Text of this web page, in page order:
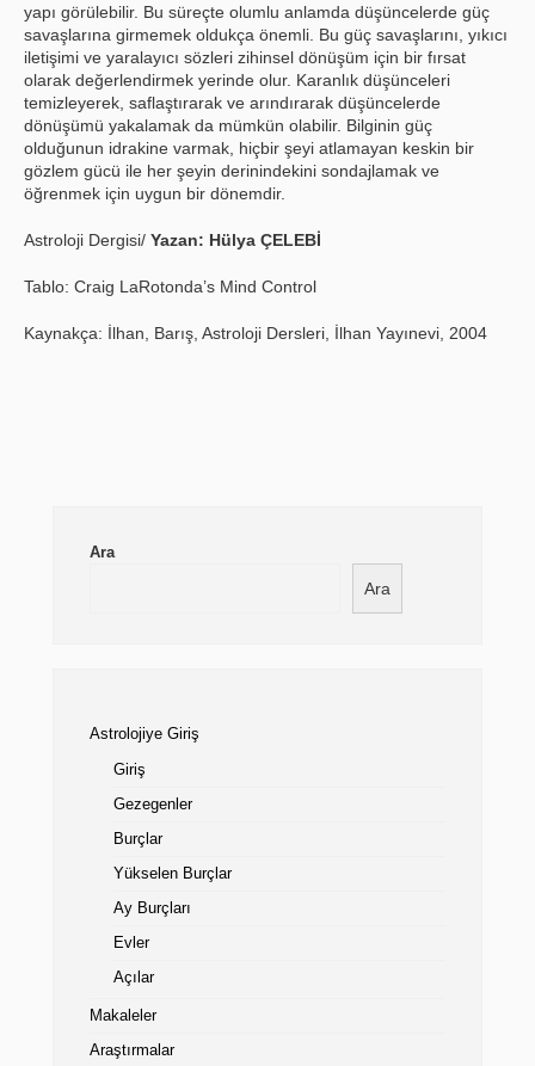
yapı görülebilir. Bu süreçte olumlu anlamda düşüncelerde güç
savaşlarına girmemek oldukça önemli. Bu güç savaşlarını, yıkıcı
iletişimi ve yaralayıcı sözleri zihinsel dönüşüm için bir fırsat
olarak değerlendirmek yerinde olur. Karanlık düşünceleri
temizleyerek, saflaştırarak ve arındırarak düşüncelerde
dönüşümü yakalamak da mümkün olabilir. Bilginin güç
olduğunun idrakine varmak, hiçbir şeyi atlamayan keskin bir
gözlem gücü ile her şeyin derinindekini sondajlamak ve
öğrenmek için uygun bir dönemdir.
Astroloji Dergisi/ Yazan: Hülya ÇELEBİ
Tablo: Craig LaRotonda’s Mind Control
Kaynakça: İlhan, Barış, Astroloji Dersleri, İlhan Yayınevi, 2004
Ara
Ara
Astrolojiye Giriş
Giriş
Gezegenler
Burçlar
Yükselen Burçlar
Ay Burçları
Evler
Açılar
Makaleler
Araştırmalar